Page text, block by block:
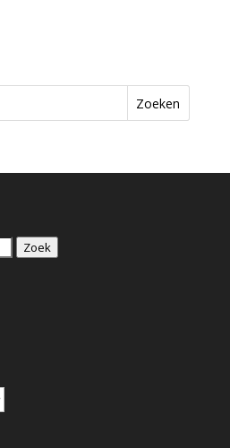
Zoeken
Zoek